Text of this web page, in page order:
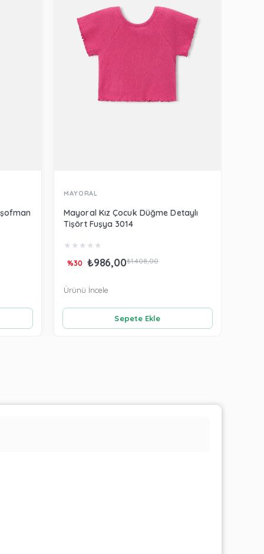
MAYORAL
Mayoral Kız Çocuk Düğme Detaylı
Tişört Fuşya 3014
★ ★ ★ ★ ★
₺986,00₺1.408,00
%30
Sepete Ekle
Ürünü İncele